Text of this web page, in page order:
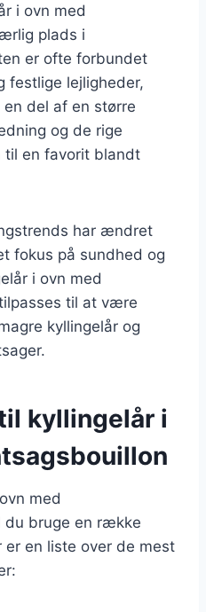
i ovn med
plads i
er ofte forbundet
festlige lejligheder,
del af en større
og de rige
til en favorit blandt
har ændret
fokus på sundhed og
i ovn med
til at være
kyllingelår og
kyllingelår i
med
du bruge en række
er en liste over de mest